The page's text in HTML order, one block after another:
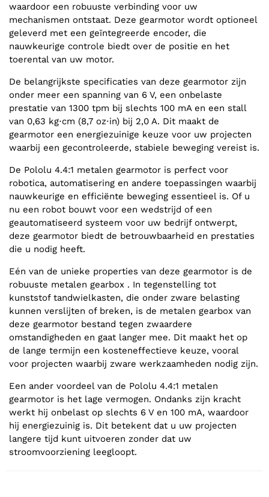
waardoor een robuuste verbinding voor uw
mechanismen ontstaat. Deze gearmotor wordt optioneel
geleverd met een geïntegreerde encoder, die
nauwkeurige controle biedt over de positie en het
toerental van uw motor.
De belangrijkste specificaties van deze gearmotor zijn
onder meer een spanning van 6 V, een onbelaste
prestatie van 1300 tpm bij slechts 100 mA en een stall
van 0,63 kg⋅cm (8,7 oz⋅in) bij 2,0 A. Dit maakt de
gearmotor een energiezuinige keuze voor uw projecten
waarbij een gecontroleerde, stabiele beweging vereist is.
De Pololu 4.4:1 metalen gearmotor is perfect voor
robotica, automatisering en andere toepassingen waarbij
nauwkeurige en efficiënte beweging essentieel is. Of u
nu een robot bouwt voor een wedstrijd of een
geautomatiseerd systeem voor uw bedrijf ontwerpt,
deze gearmotor biedt de betrouwbaarheid en prestaties
die u nodig heeft.
Eén van de unieke properties van deze gearmotor is de
robuuste metalen gearbox . In tegenstelling tot
kunststof tandwielkasten, die onder zware belasting
kunnen verslijten of breken, is de metalen gearbox van
deze gearmotor bestand tegen zwaardere
omstandigheden en gaat langer mee. Dit maakt het op
de lange termijn een kosteneffectieve keuze, vooral
voor projecten waarbij zware werkzaamheden nodig zijn.
Een ander voordeel van de Pololu 4.4:1 metalen
gearmotor is het lage vermogen. Ondanks zijn kracht
werkt hij onbelast op slechts 6 V en 100 mA, waardoor
hij energiezuinig is. Dit betekent dat u uw projecten
langere tijd kunt uitvoeren zonder dat uw
stroomvoorziening leegloopt.